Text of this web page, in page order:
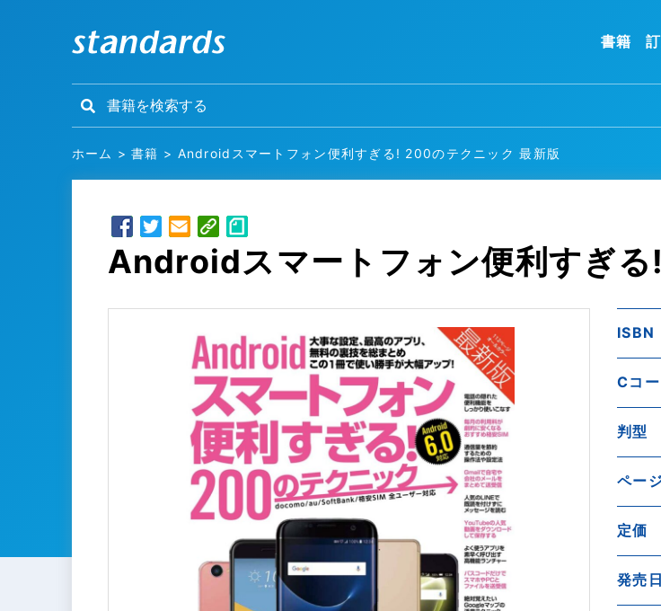
書籍
ホーム >書籍 > Androidスマートフォン便利すぎる! 200のテクニック 最新版
Androidスマートフォン便利すぎ
ISBN
Cコ
判型
ペー
定価
発売日